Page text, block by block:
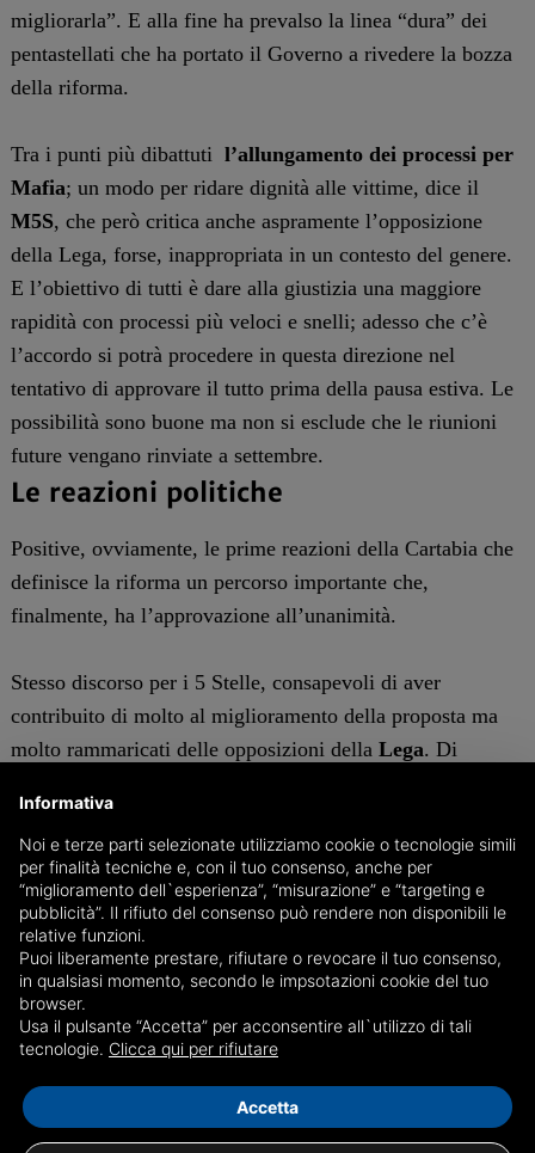
migliorarla”. E alla fine ha prevalso la linea “dura” dei
pentastellati che ha portato il Governo a rivedere la bozza
della riforma.
Tra i punti più dibattuti l’allungamento dei processi per
Mafia; un modo per ridare dignità alle vittime, dice il
M5S, che però critica anche aspramente l’opposizione
della Lega, forse, inappropriata in un contesto del genere.
E l’obiettivo di tutti è dare alla giustizia una maggiore
rapidità con processi più veloci e snelli; adesso che c’è
l’accordo si potrà procedere in questa direzione nel
tentativo di approvare il tutto prima della pausa estiva. Le
possibilità sono buone ma non si esclude che le riunioni
future vengano rinviate a settembre.
Le reazioni politiche
Positive, ovviamente, le prime reazioni della Cartabia che
definisce la riforma un percorso importante che,
finalmente, ha l’approvazione all’unanimità.
Stesso discorso per i 5 Stelle, consapevoli di aver
contribuito di molto al miglioramento della proposta ma
molto rammaricati delle opposizioni della Lega. Di
digerisce l’idea che il suo partito abbia ceduto a
compromessi del genere. Da parte sua Giuseppe Conte ha
risposto di non avere rimorsi e di aver fatto quanto
possibile per il bene del paese e delle persone che gli
hanno dato fiducia.
Lettaha definito questa riforma come un qualcosa che fa
avvicinare l’Italia all’Europa in termini di giustizia,
elogiando la grande modernità e la grande efficacia delle
proposte della Cartabia.
Informativa
Noi e terze parti selezionate utilizziamo cookie o tecnologie simili
per finalità tecniche e, con il tuo consenso, anche per
“miglioramento dell`esperienza”, “misurazione” e “targeting e
pubblicità”. Il rifiuto del consenso può rendere non disponibili le
relative funzioni.
Puoi liberamente prestare, rifiutare o revocare il tuo consenso,
in qualsiasi momento, secondo le impsotazioni cookie del tuo
browser.
Usa il pulsante “Accetta” per acconsentire all`utilizzo di tali
tecnologie. Clicca qui per rifiutare
Accetta